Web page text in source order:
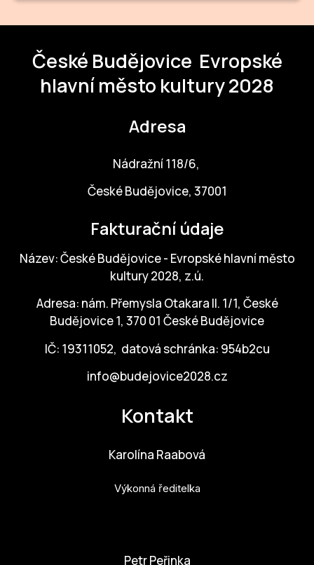
České Budějovice Evropské
hlavní město kultury 2028
Adresa
Nádražní 118/6,
České Budějovice, 37001
Fakturační údaje
Název: České Budějovice - Evropské hlavní město
kultury 2028, z.ú.
Adresa: nám. Přemysla Otakara II. 1/1, České
Budějovice 1, 370 01 České Budějovice
IČ: 19311052, datová schránka: 954b2cu
info@budejovice2028.cz
Kontakt
Karolína Raabová
Výkonná ředitelka
Petr Peřinka